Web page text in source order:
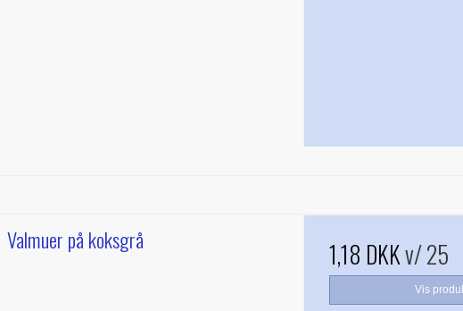
Valmuer på koksgrå 1,18 DKKv/ 25
Vis